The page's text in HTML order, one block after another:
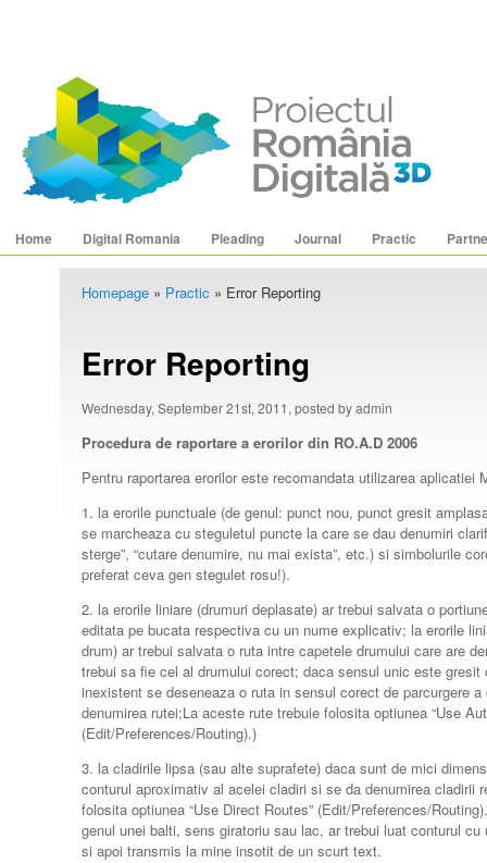
Main menuSkip to primary content
Skip to secondary content
Home Digital Romania Pleading Journal Practic
Homepage» Practic » Error Reporting
Error Reporting
Wednesday, September 21st, 2011, posted by admin
Procedura de raportare a erorilor din RO.A.D 2006
Pentru raportarea erorilor este recomandata utilizarea aplicatiei
1. la erorile punctuale (de genul: punct nou, punct gresit
se marcheaza cu steguletul puncte la care se dau denumiri
sterge”, “cutare denumire, nu mai exista”, etc.) si simbolurile
preferat ceva gen stegulet rosu!).
2. la erorile liniare (drumuri deplasate) ar trebui salvata o
editata pe bucata respectiva cu un nume explicativ; la erorile
drum) ar trebui salvata o ruta intre capetele drumului care are
trebui sa fie cel al drumului corect; daca sensul unic este
inexistent se deseneaza o ruta in sensul corect de parcurgere
denumirea rutei;La aceste rute trebuie folosita optiunea “Use
(Edit/Preferences/Routing).)
3. la cladirile lipsa (sau alte suprafete) daca sunt de mici
conturul aproximativ al acelei cladiri si se da denumirea cladirii
folosita optiunea “Use Direct Routes” (Edit/Preferences/
genul unei balti, sens giratoriu sau lac, ar trebui luat conturul
si apoi transmis la mine insotit de un scurt text.